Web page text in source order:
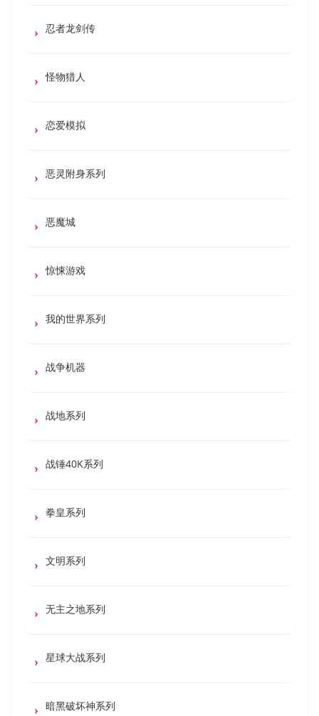
忍者龙剑传
怪物猎人
恋爱模拟
恶灵附身系列
恶魔城
惊悚游戏
我的世界系列
战争机器
战地系列
战锤40K系列
拳皇系列
文明系列
无主之地系列
星球大战系列
暗黑破坏神系列